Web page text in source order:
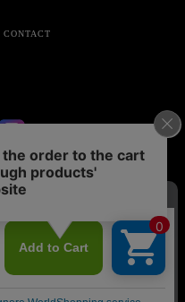
CONTACT
rights reserved.